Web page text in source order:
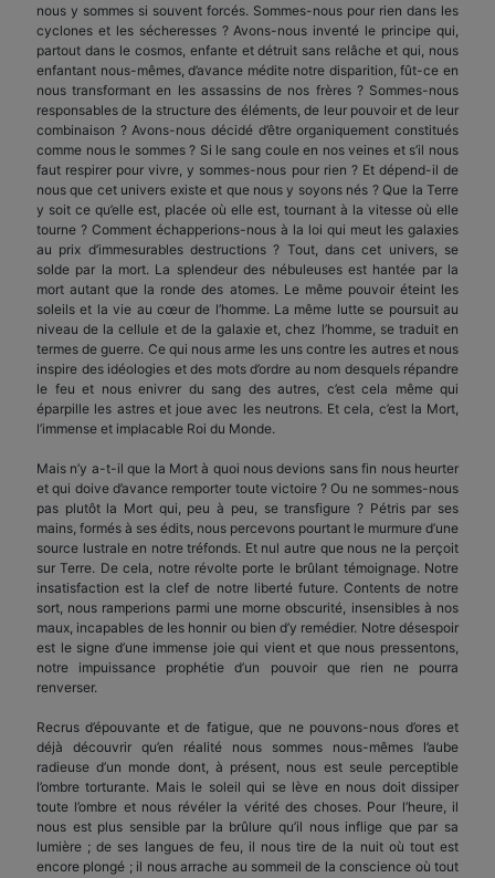
nous y sommes si souvent forcés. Sommes-nous pour rien dans les
cyclones et les sécheresses ? Avons-nous inventé le principe qui,
partout dans le cosmos, enfante et détruit sans relâche et qui, nous
enfantant nous-mêmes, d’avance médite notre disparition, fût-ce en
nous transformant en les assassins de nos frères ? Sommes-nous
responsables de la structure des éléments, de leur pouvoir et de leur
combinaison ? Avons-nous décidé d’être orga­niquement constitués
comme nous le sommes ? Si le sang coule en nos veines et s’il nous
faut respirer pour vivre, y sommes-nous pour rien ? Et dépend-il de
nous que cet univers existe et que nous y soyons nés ? Que la Terre
y soit ce qu’elle est, placée où elle est, tournant à la vitesse où elle
tourne ? Com­ment échapperions-nous à la loi qui meut les galaxies
au prix d’immesurables destructions ? Tout, dans cet univers, se
solde par la mort. La splendeur des nébuleuses est hantée par la
mort autant que la ronde des atomes. Le même pouvoir éteint les
soleils et la vie au cœur de l’homme. La même lutte se poursuit au
niveau de la cellule et de la galaxie et, chez l’homme, se traduit en
termes de guerre. Ce qui nous arme les uns contre les autres et nous
inspire des idéologies et des mots d’ordre au nom desquels répandre
le feu et nous enivrer du sang des autres, c’est cela même qui
éparpille les astres et joue avec les neutrons. Et cela, c’est la Mort,
l’immense et implacable Roi du Monde.
Mais n’y a-t-il que la Mort à quoi nous devions sans fin nous heurter
et qui doive d’avance remporter toute victoire ? Ou ne sommes-nous
pas plu­tôt la Mort qui, peu à peu, se transfigure ? Pétris par ses
mains, formés à ses édits, nous percevons pourtant le murmure d’une
source lustrale en notre tréfonds. Et nul autre que nous ne la perçoit
sur Terre. De cela, notre révolte porte le brûlant témoi­gnage. Notre
insatisfaction est la clef de notre liberté future. Contents de notre
sort, nous rampe­rions parmi une morne obscurité, insensibles à nos
maux, incapables de les honnir ou bien d’y remé­dier. Notre désespoir
est le signe d’une immense joie qui vient et que nous pressentons,
notre im­puissance prophétie d’un pouvoir que rien ne pourra
renverser.
Recrus d’épouvante et de fatigue, que ne pouvons-nous d’ores et
déjà découvrir qu’en réalité nous sommes nous-mêmes l’aube
radieuse d’un monde dont, à présent, nous est seule perceptible
l’ombre torturante. Mais le soleil qui se lève en nous doit dissiper
toute l’ombre et nous révéler la vérité des choses. Pour l’heure, il
nous est plus sen­sible par la brûlure qu’il nous inflige que par sa
lumière ; de ses langues de feu, il nous tire de la nuit où tout est
encore plongé ; il nous arrache au sommeil de la conscience où tout